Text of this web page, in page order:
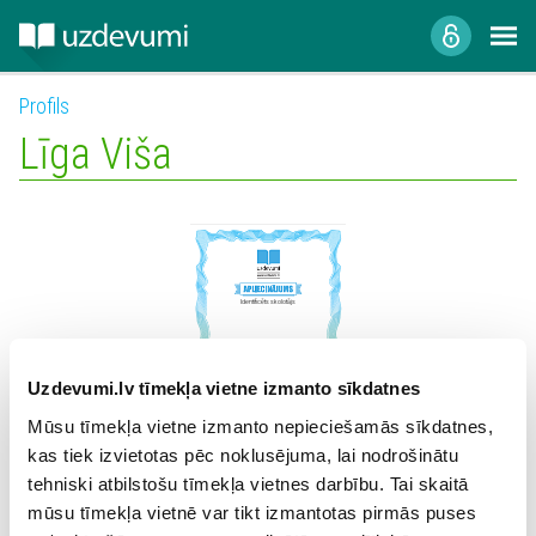
Uzdevumi.lv tīmekļa vietne izmanto sīkdatnes
Mūsu tīmekļa vietne izmanto nepieciešamās sīkdatnes,
kas tiek izvietotas pēc noklusējuma, lai nodrošinātu
tehniski atbilstošu tīmekļa vietnes darbību. Tai skaitā
mūsu tīmekļa vietnē var tikt izmantotas pirmās puses
Profils
Līga Viša
Identificēts skolotājs
Sertifikāts "Identificēts skolotājs"